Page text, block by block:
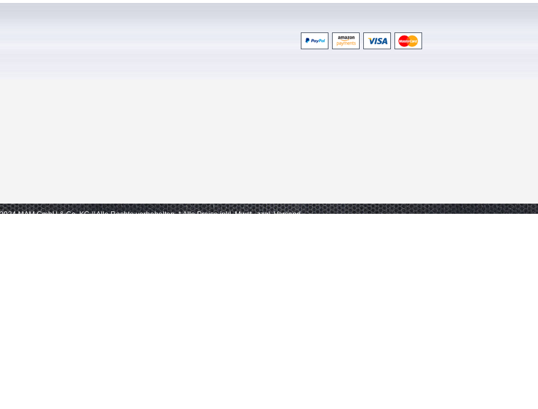
MAM GmbH & Co. KG // Alle Rechte vorbehalten. * Alle Preise inkl. Mwst., zzgl. Versand.